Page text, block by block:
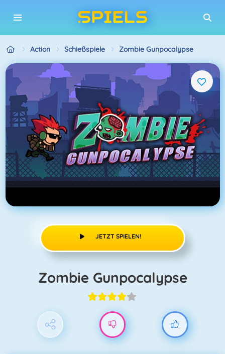
Action Schießspiele Zombie Gunpocalypse
JETZT SPIELEN!
Zombie Gunpocalypse